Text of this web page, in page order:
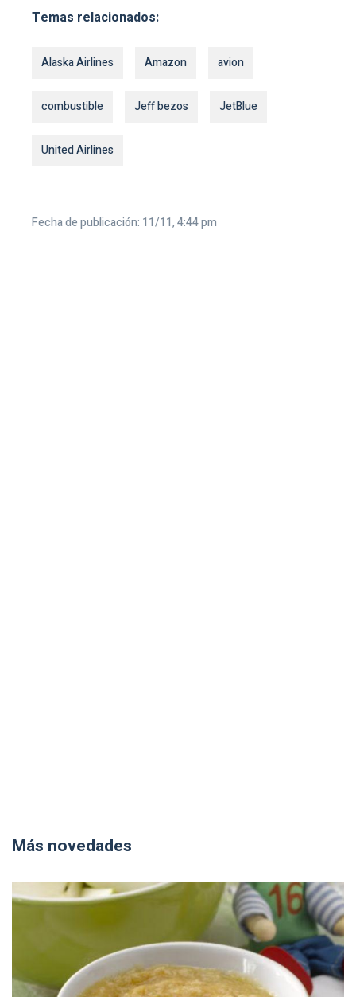
Temas relacionados:
Alaska Airlines Amazon avion
combustible Jeff bezos JetBlue
United Airlines
Fecha de publicación: 11/11, 4:44 pm
Más novedades